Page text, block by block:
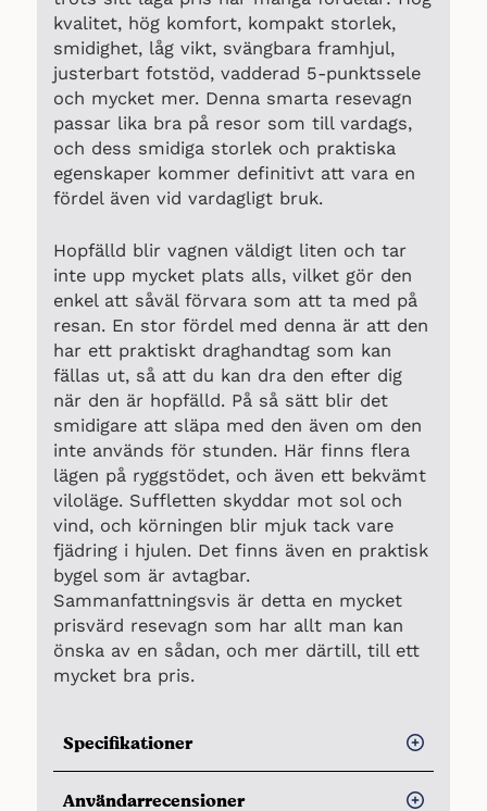
kvalitet, hög komfort, kompakt storlek,
smidighet, låg vikt, svängbara framhjul,
justerbart fotstöd, vadderad 5-punktssele
och mycket mer. Denna smarta resevagn
passar lika bra på resor som till vardags,
och dess smidiga storlek och praktiska
egenskaper kommer definitivt att vara en
fördel även vid vardagligt bruk.
Hopfälld blir vagnen väldigt liten och tar
inte upp mycket plats alls, vilket gör den
enkel att såväl förvara som att ta med på
resan. En stor fördel med denna är att den
har ett praktiskt draghandtag som kan
fällas ut, så att du kan dra den efter dig
när den är hopfälld. På så sätt blir det
smidigare att släpa med den även om den
inte används för stunden. Här finns flera
lägen på ryggstödet, och även ett bekvämt
viloläge. Suffletten skyddar mot sol och
vind, och körningen blir mjuk tack vare
fjädring i hjulen. Det finns även en praktisk
bygel som är avtagbar.
Sammanfattningsvis är detta en mycket
prisvärd resevagn som har allt man kan
önska av en sådan, och mer därtill, till ett
mycket bra pris.
Specifikationer
Kompakt storlek
Användarrecensioner